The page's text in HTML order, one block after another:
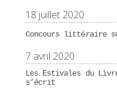
18 juillet 2020
Concours littéraire
7 avril 2020
Les Estivales du
s’écrit